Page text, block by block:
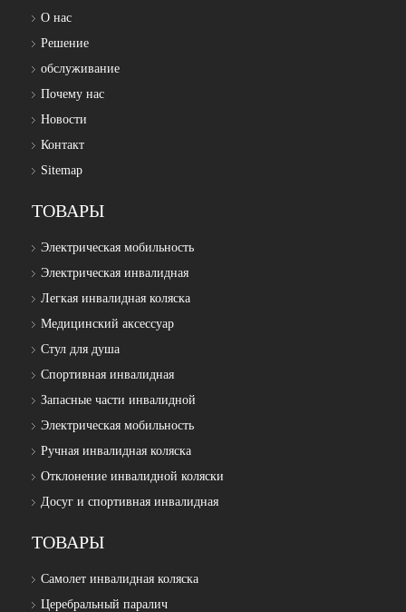
О нас
Решение
обслуживание
Почему нас
Новости
Контакт
Sitemap
ТОВАРЫ
Электрическая мобильность
Электрическая инвалидная
Легкая инвалидная коляска
Медицинский аксессуар
Стул для душа
Спортивная инвалидная
Запасные части инвалидной
Электрическая мобильность
Ручная инвалидная коляска
Отклонение инвалидной коляски
Досуг и спортивная инвалидная
ТОВАРЫ
Самолет инвалидная коляска
Церебральный паралич